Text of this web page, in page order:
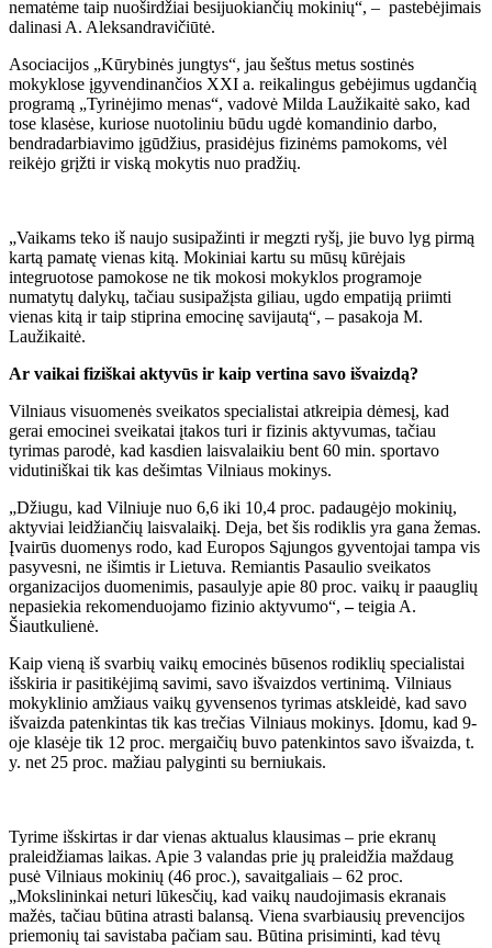
nematėme taip nuoširdžiai besijuokiančių mokinių“, – pastebėjimais
dalinasi A. Aleksandravičiūtė.
Asociacijos „Kūrybinės jungtys“, jau šeštus metus sostinės
mokyklose įgyvendinančios XXI a. reikalingus gebėjimus ugdančią
programą „Tyrinėjimo menas“, vadovė Milda Laužikaitė sako, kad
tose klasėse, kuriose nuotoliniu būdu ugdė komandinio darbo,
bendradarbiavimo įgūdžius, prasidėjus fizinėms pamokoms, vėl
reikėjo grįžti ir viską mokytis nuo pradžių.
„Vaikams teko iš naujo susipažinti ir megzti ryšį, jie buvo lyg pirmą
kartą pamatę vienas kitą. Mokiniai kartu su mūsų kūrėjais
integruotose pamokose ne tik mokosi mokyklos programoje
numatytų dalykų, tačiau susipažįsta giliau, ugdo empatiją priimti
vienas kitą ir taip stiprina emocinę savijautą“, – pasakoja M.
Laužikaitė.
Ar vaikai fiziškai aktyvūs ir kaip vertina savo išvaizdą?
Vilniaus visuomenės sveikatos specialistai atkreipia dėmesį, kad
gerai emocinei sveikatai įtakos turi ir fizinis aktyvumas, tačiau
tyrimas parodė, kad kasdien laisvalaikiu bent 60 min. sportavo
vidutiniškai tik kas dešimtas Vilniaus mokinys.
„Džiugu, kad Vilniuje nuo 6,6 iki 10,4 proc. padaugėjo mokinių,
aktyviai leidžiančių laisvalaikį. Deja, bet šis rodiklis yra gana žemas.
Įvairūs duomenys rodo, kad Europos Sąjungos gyventojai tampa vis
pasyvesni, ne išimtis ir Lietuva. Remiantis Pasaulio sveikatos
organizacijos duomenimis, pasaulyje apie 80 proc. vaikų ir paauglių
nepasiekia rekomenduojamo fizinio aktyvumo“,–teigia A.
Šiautkulienė.
Kaip vieną iš svarbių vaikų emocinės būsenos rodiklių specialistai
išskiria ir pasitikėjimą savimi, savo išvaizdos vertinimą. Vilniaus
mokyklinio amžiaus vaikų gyvensenos tyrimas atskleidė, kad savo
išvaizda patenkintas tik kas trečias Vilniaus mokinys. Įdomu, kad 9-
oje klasėje tik 12 proc. mergaičių buvo patenkintos savo išvaizda, t.
y. net 25 proc. mažiau palyginti su berniukais.
Tyrime išskirtas ir dar vienas aktualus klausimas – prie ekranų
praleidžiamas laikas. Apie 3 valandas prie jų praleidžia maždaug
pusė Vilniaus mokinių (46 proc.), savaitgaliais – 62 proc.
„Mokslininkai neturi lūkesčių, kad vaikų naudojimasis ekranais
mažės, tačiau būtina atrasti balansą. Viena svarbiausių prevencijos
priemonių tai savistaba pačiam sau. Būtina prisiminti, kad tėvų